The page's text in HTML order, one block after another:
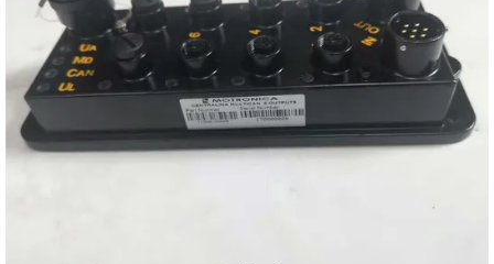
SITEMAP
PRIVACY
POLICY